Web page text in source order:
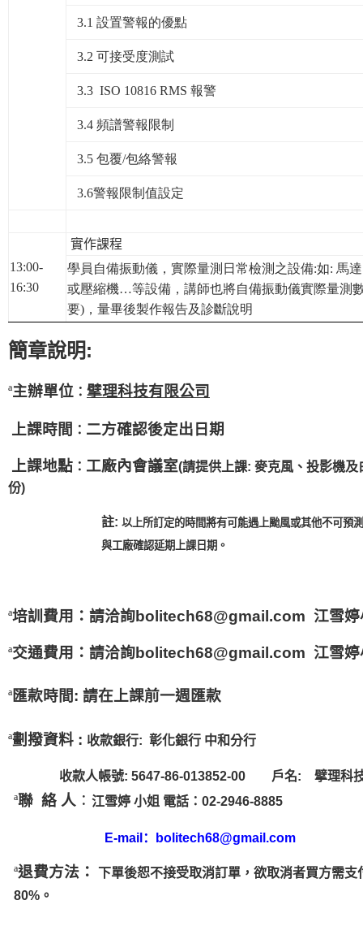
3.1 設置警報的優點
3.2 可接受度測試
3.3 ISO 10816 RMS 報警
3.4 頻譜警報限制
3.5 包覆/包絡警報
3.6警報限制值設定
13:00-
16:30
實作課程
學員自備振動儀，實際量測日常檢測之設備:如: 馬
或壓縮機…等設備，講師也將自備振動儀實際量測
要)，量畢後製作報告及診斷說明
簡章說明:
ª主辦單位 ： 擘理科技有限公司
上課時間 ： 二方確認後定出日期
上課地點 ： 工廠內會議室(請提供上課: 麥克風、投影機及
份)
註: 以上所訂定的時間將有可能遇上颱風或其他不可預
與工廠確認延期上課日期 。
ª培訓 費用： 請洽詢bolitech68@gmail.com 江雪婷
ª交通費用 ： 請洽詢bolitech68@gmail.com 江雪婷
ª匯款時間: 請在上課前一週匯款
ª劃撥資料 : 收款銀行: 彰化銀行 中和分行
收款人帳號: 5647-86-013852-00 戶名: 擘理科
ª聯 絡 人： 江雪婷 小姐 電話：02-2946-8885
E-mail ： bolitech68@gmail.com
ª退費方法：
下單後恕不接受取消訂單，欲取消者買方需支
80%。